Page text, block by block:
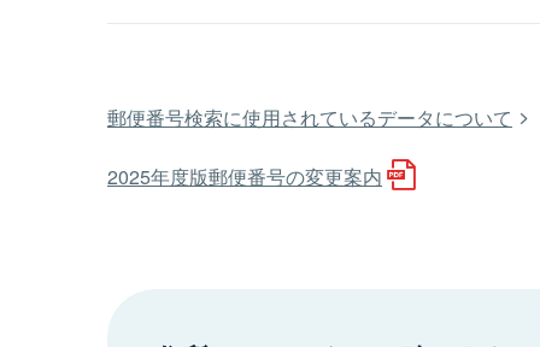
郵便番号検索に使用されているデータについて
2025年度版郵便番号の変更案内